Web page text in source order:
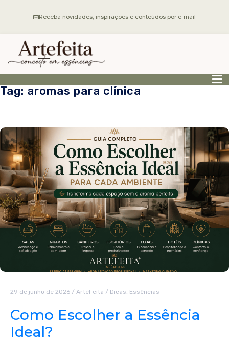
Receba novidades, inspirações e conteúdos por e-mail
Tag: aromas para clínica
29 de junho de 2026 / ArteFeita / Dicas, Essências
Como Escolher a Essência
Ideal?